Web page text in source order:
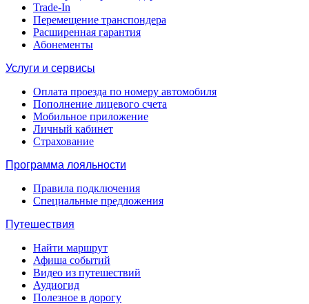
Trade-In
Перемещение транспондера
Расширенная гарантия
Абонементы
Услуги и сервисы
Оплата проезда по номеру автомобиля
Пополнение лицевого счета
Мобильное приложение
Личный кабинет
Страхование
Программа лояльности
Правила подключения
Специальные предложения
Путешествия
Найти маршрут
Афиша событий
Видео из путешествий
Аудиогид
Полезное в дорогу